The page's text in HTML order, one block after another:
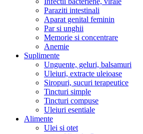
Paraziti intestinali
Aparat genital feminin
Par si unghii
Memorie si concentrare
Anemie
Suplimente
Unguente, geluri, balsamuri
Uleiuri, extracte uleioase
Siropuri, sucuri terapeutice
Tincturi simple
Tincturi compuse
Uleiuri esentiale
Alimente
Ulei si otet